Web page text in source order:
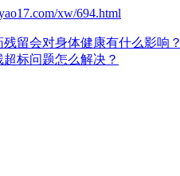
xw/694.html
留会对身体健康有什么影响？
标问题怎么解决？